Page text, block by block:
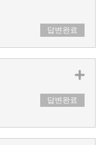
답변완료
답변완료